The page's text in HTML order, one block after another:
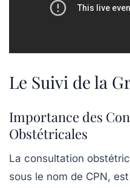
Le Suivi de la
Importance des
Obstétricales
La consultation
sous le nom de CPN,